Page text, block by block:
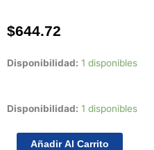
$644.72
Disponibilidad: 1 disponibles
Disponibilidad: 1 disponibles
Metales
Centro
Añadir Al Carrito